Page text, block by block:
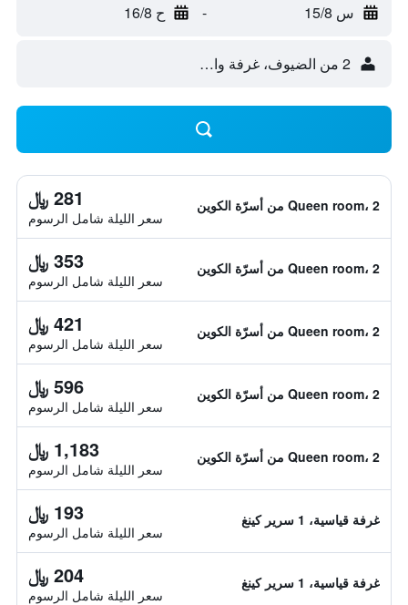
س 15/8 - ح 16/8
2 من الضيوف، غرفة واحدة
Queen room، 2 من أسرّة الكوين 281 ﷼
سعر الليلة شامل الرسوم
Queen room، 2 من أسرّة الكوين 353 ﷼
سعر الليلة شامل الرسوم
Queen room، 2 من أسرّة الكوين 421 ﷼
سعر الليلة شامل الرسوم
Queen room، 2 من أسرّة الكوين 596 ﷼
سعر الليلة شامل الرسوم
Queen room، 2 من أسرّة الكوين 1,183 ﷼
سعر الليلة شامل الرسوم
غرفة قياسية، 1 سرير كينغ 193 ﷼
سعر الليلة شامل الرسوم
غرفة قياسية، 1 سرير كينغ 204 ﷼
سعر الليلة شامل الرسوم